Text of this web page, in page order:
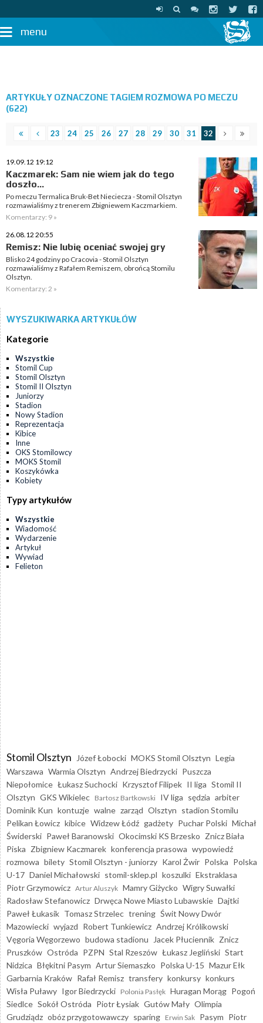
menu
ARTYKUŁY OZNACZONE TAGIEM ROZMOWA PO MECZU
(622)
23 24 25 26 27 28 29 30 31 32
19.09.12 19:12
Kaczmarek: Sam nie wiem jak do tego
doszło...
Po meczu Termalica Bruk-Bet Nieciecza - Stomil Olsztyn
rozmawialiśmy z trenerem Zbigniewem Kaczmarkiem.
Komentarzy: 9 »
26.08.12 20:55
Remisz: Nie lubię oceniać swojej gry
Blisko 24 godziny po Cracovia - Stomil Olsztyn
rozmawialiśmy z Rafałem Remiszem, obrońcą Stomilu
Olsztyn.
Komentarzy: 2 »
WYSZUKIWARKA ARTYKUŁÓW
Kategorie
Wszystkie
Stomil Cup
Stomil Olsztyn
Stomil II Olsztyn
Juniorzy
Stadion
Nowy Stadion
Reprezentacja
Kibice
Inne
OKS Stomilowcy
MOKS Stomil
Koszykówka
Kobiety
Typy artykułów
Wszystkie
Wiadomość
Wydarzenie
Artykuł
Wywiad
Felieton
Stomil Olsztyn Józef Łobocki MOKS Stomil Olsztyn Legia
Warszawa Warmia Olsztyn Andrzej Biedrzycki Puszcza
Niepołomice Łukasz Suchocki Krzysztof Filipek II liga Stomil II
Olsztyn GKS Wikielec Bartosz Bartkowski IV liga sędzia arbiter
Dominik Kun kontuzje walne zarząd Olsztyn stadion Stomilu
Pelikan Łowicz kibice Widzew Łódź gadżety Puchar Polski Michał
Świderski Paweł Baranowski Okocimski KS Brzesko Znicz Biała
Piska Zbigniew Kaczmarek konferencja prasowa wypowiedź
rozmowa bilety Stomil Olsztyn - juniorzy Karol Żwir Polska Polska
U-17 Daniel Michałowski stomil-sklep.pl koszulki Ekstraklasa
Piotr Grzymowicz Artur Aluszyk Mamry Giżycko Wigry Suwałki
Radosław Stefanowicz Drwęca Nowe Miasto Lubawskie Dajtki
Paweł Łukasik Tomasz Strzelec trening Świt Nowy Dwór
Mazowiecki wyjazd Robert Tunkiewicz Andrzej Królikowski
Vęgoria Węgorzewo budowa stadionu Jacek Płuciennik Znicz
Pruszków Ostróda PZPN Stal Rzeszów Łukasz Jegliński Start
Nidzica Błękitni Pasym Artur Siemaszko Polska U-15 Mazur Ełk
Garbarnia Kraków Rafał Remisz transfery konkursy konkurs
Wisła Puławy Igor Biedrzycki Polonia Pasłęk Huragan Morąg Pogoń
Siedlce Sokół Ostróda Piotr Łysiak Gutów Mały Olimpia
Grudziądz obóz przygotowawczy sparing Erwin Sak Pasym Piotr